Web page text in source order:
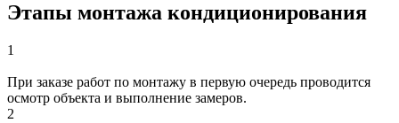
Этапы монтажа кондиционирования
1
При заказе работ по монтажу в первую очередь проводится
осмотр объекта и выполнение замеров.
2